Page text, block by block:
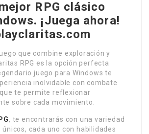
RPG clásico
¡Juega ahora!
que combine exploración y
RPG es la opción perfecta
juego para Windows te
inolvidable con combate
te permite reflexionar
sobre cada movimiento.
, te encontrarás con una variedad
únicos, cada uno con habilidades